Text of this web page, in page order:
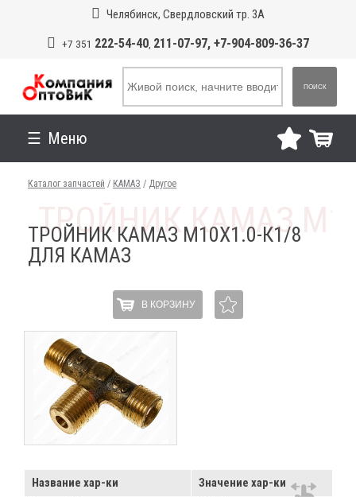
Челябинск, Свердловский тр. 3А
+7 351 222-54-40, 211-07-97, +7-904-809-36-37
ПОИСК
Меню
Каталог запчастей / КАМАЗ / Другое
ТРОЙНИК КАМАЗ М10Х1.0-К1/8
ДЛЯ КАМАЗ
В КОРЗИНУ
Название хар-ки
Значение хар-ки